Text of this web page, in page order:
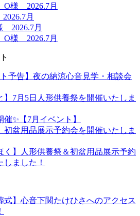
様 2026.7月
月
2026.7月
様 2026.7月
ト予告】夜の納涼心音見学・相談会
】7月5日人形供養祭を開催いたしま
✨【7月イベント】
初盆用品展示予約会を開催いたしま
く】人形供養祭＆初盆用品展示予約
ました！
式】心音下関たけひさへのアクセス